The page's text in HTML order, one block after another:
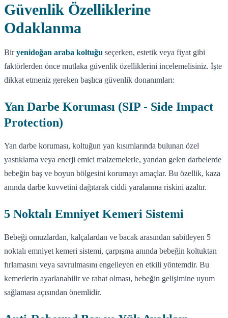
Güvenlik Özelliklerine
Odaklanma
Biryenidoğan araba koltuğu seçerken, estetik veya fiyat gibi
faktörlerden önce mutlaka güvenlik özelliklerini incelemelisiniz. İşte
dikkat etmeniz gereken başlıca güvenlik donanımları:
Yan Darbe Koruması (SIP - Side Impact
Protection)
Yan darbe koruması, koltuğun yan kısımlarında bulunan özel
yastıklama veya enerji emici malzemelerle, yandan gelen darbelerde
bebeğin baş ve boyun bölgesini korumayı amaçlar. Bu özellik, kaza
anında darbe kuvvetini dağıtarak ciddi yaralanma riskini azaltır.
5 Noktalı Emniyet Kemeri Sistemi
Bebeği omuzlardan, kalçalardan ve bacak arasından sabitleyen 5
noktalı emniyet kemeri sistemi, çarpışma anında bebeğin koltuktan
fırlamasını veya savrulmasını engelleyen en etkili yöntemdir. Bu
kemerlerin ayarlanabilir ve rahat olması, bebeğin gelişimine uyum
sağlaması açısından önemlidir.